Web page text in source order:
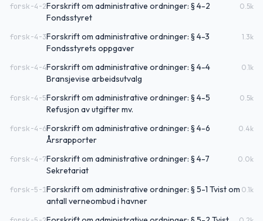
forsk-4-2Forskrift om administrative ordninger: § 4-2
Fondsstyret
0.5k
forsk-4-3Forskrift om administrative ordninger: § 4-3
Fondsstyrets oppgaver
1.3k
forsk-4-4Forskrift om administrative ordninger: § 4-4
Bransjevise arbeidsutvalg
0.1k
forsk-4-5Forskrift om administrative ordninger: § 4-5
Refusjon av utgifter mv.
0.5k
forsk-4-6Forskrift om administrative ordninger: § 4-6
Årsrapporter
0.4k
forsk-4-7Forskrift om administrative ordninger: § 4-7
Sekretariat
0.0k
forsk-5-1Forskrift om administrative ordninger: § 5-1 Tvist om
antall verneombud i havner
0.1k